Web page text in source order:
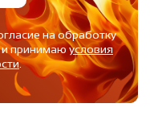
на обработку
принимаюусловия
.